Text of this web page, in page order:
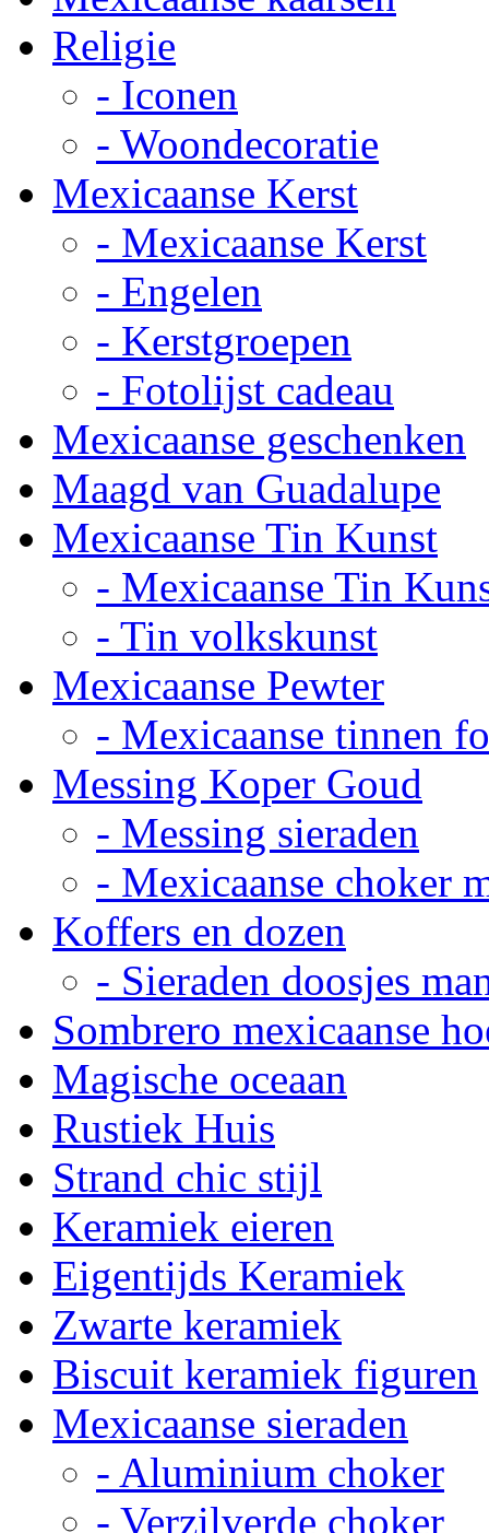
Religie
- Iconen
- Woondecoratie
Mexicaanse Kerst
- Mexicaanse Kerst
- Engelen
- Kerstgroepen
- Fotolijst cadeau
Mexicaanse geschenken
Maagd van Guadalupe
Mexicaanse Tin Kunst
- Mexicaanse Tin
- Tin volkskunst
Mexicaanse Pewter
- Mexicaanse tinnen
Messing Koper Goud
- Messing sieraden
- Mexicaanse choker
Koffers en dozen
- Sieraden doosjes
Sombrero mexicaanse
Magische oceaan
Rustiek Huis
Strand chic stijl
Keramiek eieren
Eigentijds Keramiek
Zwarte keramiek
Biscuit keramiek figuren
Mexicaanse sieraden
- Aluminium choker
- Verzilverde choker